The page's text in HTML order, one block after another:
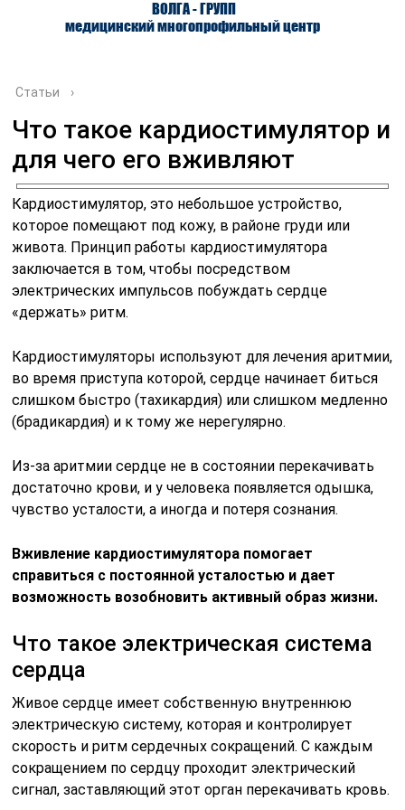
ВОЛГА - ГРУПП
медицинский многопрофильный центр
О ЦЕНТРЕ ВРАЧИ
Статьи ›
Что такое кардиостимулятор и
для чего его вживляют
Кардиостимулятор, это небольшое устройство,
которое помещают под кожу, в районе груди или
живота. Принцип работы кардиостимулятора
заключается в том, чтобы посредством
электрических импульсов побуждать сердце
«держать» ритм.
Кардиостимуляторы используют для лечения аритмии,
во время приступа которой, сердце начинает биться
слишком быстро (тахикардия) или слишком медленно
(брадикардия) и к тому же нерегулярно.
Из-за аритмии сердце не в состоянии перекачивать
достаточно крови, и у человека появляется одышка,
чувство усталости, а иногда и потеря сознания.
Вживление кардиостимулятора помогает
справиться с постоянной усталостью и дает
возможность возобновить активный образ жизни.
Что такое электрическая система
сердца
Живое сердце имеет собственную внутреннюю
электрическую систему, которая и контролирует
скорость и ритм сердечных сокращений. С каждым
сокращением по сердцу проходит электрический
сигнал, заставляющий этот орган перекачивать кровь.